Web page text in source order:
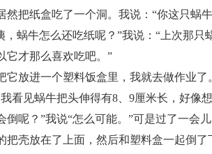
然把纸盒吃了一个洞。我说：“你这只蜗
，蜗牛怎么还吃纸呢？”我说：“上次那只
它才那么喜欢吃吧。”
它放进一个塑料饭盒里，我就去做作业
看见蜗牛把头伸得有8、9厘米长，好像
倒呢？”我说“怎么可能。”可是过了一会
把壳放在了上面，然后和塑料盒一起倒了